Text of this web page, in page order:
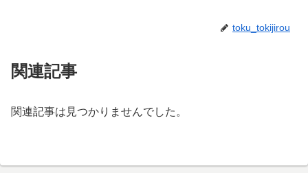
toku_tokijirou
関連記事
関連記事は見つかりませんでした。